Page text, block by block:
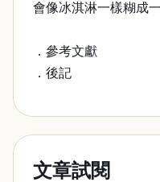
會像冰淇淋一樣糊成一
．參考文獻
．後記
文章試閱